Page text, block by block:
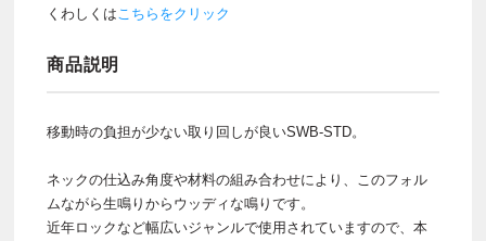
くわしくは こちらをクリック
商品説明
移動時の負担が少ない取り回しが良いSWB-STD。
ネックの仕込み角度や材料の組み合わせにより、このフォル
ムながら生鳴りからウッディな鳴りです。
近年ロックなど幅広いジャンルで使用されていますので、本